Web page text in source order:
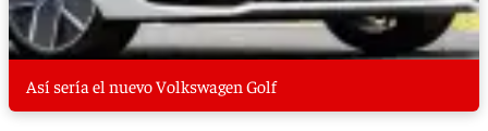
Así sería el nuevo Volkswagen Golf